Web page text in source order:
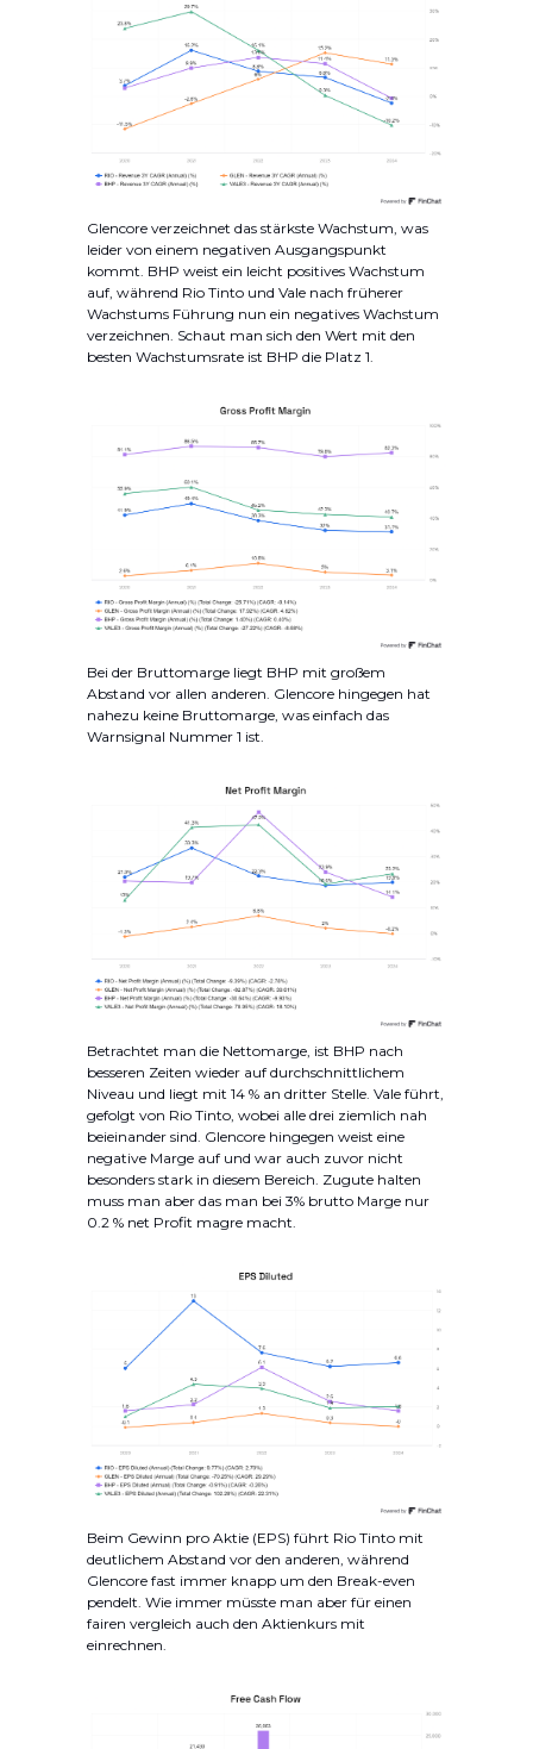
Glencore verzeichnet das stärkste Wachstum, was
leider von einem negativen Ausgangspunkt
kommt. BHP weist ein leicht positives Wachstum
auf, während Rio Tinto und Vale nach früherer
Wachstums Führung nun ein negatives Wachstum
verzeichnen. Schaut man sich den Wert mit den
besten Wachstumsrate ist BHP die Platz 1.
Bei der Bruttomarge liegt BHP mit großem
Abstand vor allen anderen. Glencore hingegen hat
nahezu keine Bruttomarge, was einfach das
Warnsignal Nummer 1 ist.
Betrachtet man die Nettomarge, ist BHP nach
besseren Zeiten wieder auf durchschnittlichem
Niveau und liegt mit 14 % an dritter Stelle. Vale führt,
gefolgt von Rio Tinto, wobei alle drei ziemlich nah
beieinander sind. Glencore hingegen weist eine
negative Marge auf und war auch zuvor nicht
besonders stark in diesem Bereich. Zugute halten
muss man aber das man bei 3% brutto Marge nur
0.2 % net Profit magre macht.
Beim Gewinn pro Aktie (EPS) führt Rio Tinto mit
deutlichem Abstand vor den anderen, während
Glencore fast immer knapp um den Break-even
pendelt. Wie immer müsste man aber für einen
fairen vergleich auch den Aktienkurs mit
einrechnen.